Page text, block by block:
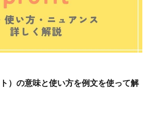
）の意味と使い方を例文を使って解